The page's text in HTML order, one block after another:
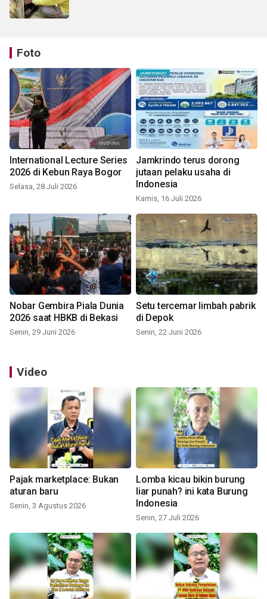
Foto
International Lecture Series
2026 di Kebun Raya Bogor
Selasa, 28 Juli 2026
Jamkrindo terus dorong
jutaan pelaku usaha di
Indonesia
Kamis, 16 Juli 2026
Nobar Gembira Piala Dunia
2026 saat HBKB di Bekasi
Senin, 29 Juni 2026
Setu tercemar limbah pabrik
di Depok
Senin, 22 Juni 2026
Video
Pajak marketplace: Bukan
aturan baru
Senin, 3 Agustus 2026
Lomba kicau bikin burung
liar punah? ini kata Burung
Indonesia
Senin, 27 Juli 2026